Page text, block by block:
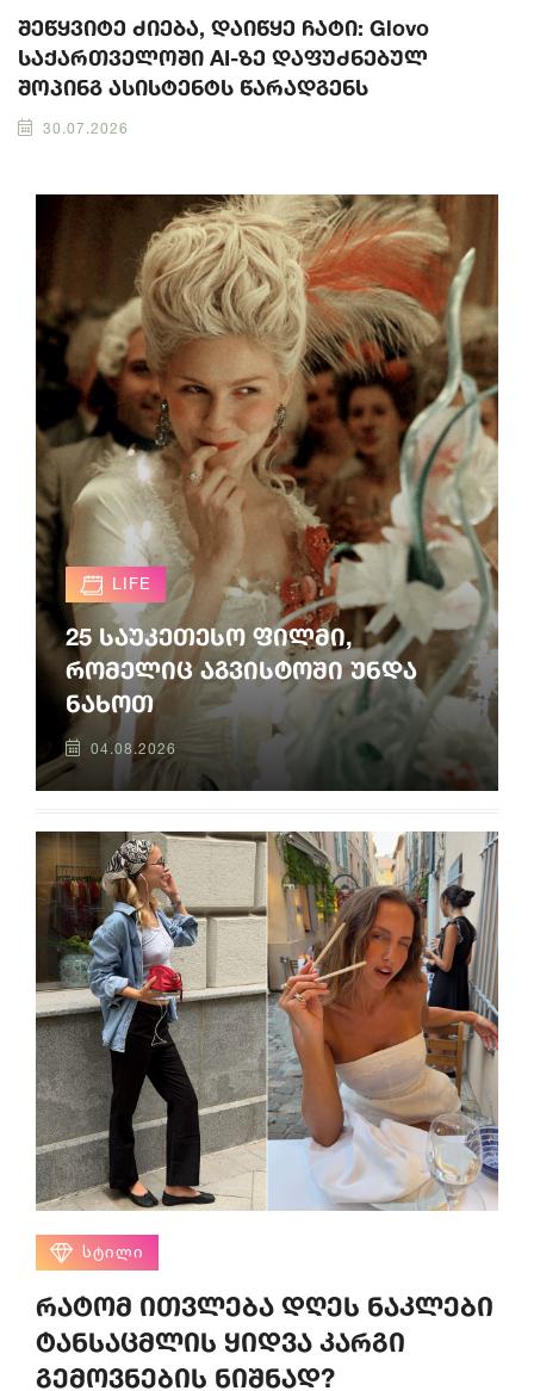
შეწყვიტე ძიება, დაიწყე ჩატი: Glovo
საქართველოში AI-ზე დაფუძნებულ
შოპინგ ასისტენტს წარადგენს
30.07.2026
LIFE
25 საუკეთესო ფილმი,
რომელიც აგვისტოში უნდა
ნახოთ
04.08.2026
ᲡᲢᲘᲚᲘ
რატომ ითვლება დღეს ნაკლები
ტანსაცმლის ყიდვა კარგი
გემოვნების ნიშნად?